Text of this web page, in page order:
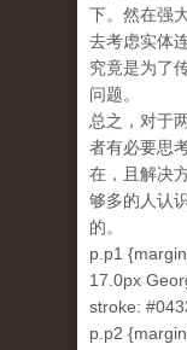
下。然在强
去考虑实体
究竟是为了
问题。
总之，对于
者有必要思
在，且解决
够多的人认
的。
p.p1
17.0px
stroke:
p.p2